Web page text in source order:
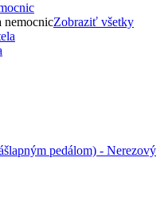
nemocnicZobraziť všetky